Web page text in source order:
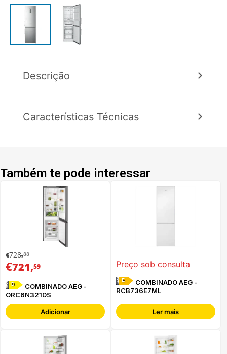
Descrição
Características Técnicas
Também te pode interessar
€728,88
€721,59
D
COMBINADO AEG -
ORC6N321DS
Adicionar
Preço sob consulta
E
COMBINADO AEG -
RCB736E7ML
Ler mais